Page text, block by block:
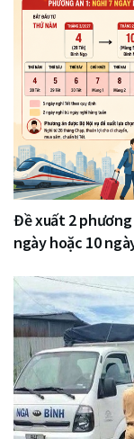
Đề xuất 2
ngày hoặc 10